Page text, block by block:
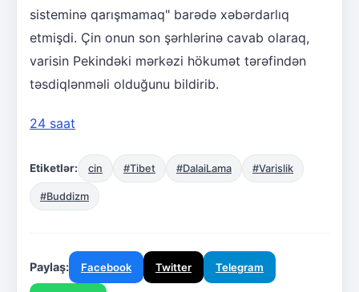
sisteminə qarışmamaq" barədə xəbərdarlıq
etmişdi. Çin onun son şərhlərinə cavab olaraq,
varisin Pekindəki mərkəzi hökumət tərəfindən
təsdiqlənməli olduğunu bildirib.
24 saat
Etiketlər: cin #Tibet #DalaiLama #Varislik
#Buddizm
Paylaş: Facebook Twitter Telegram